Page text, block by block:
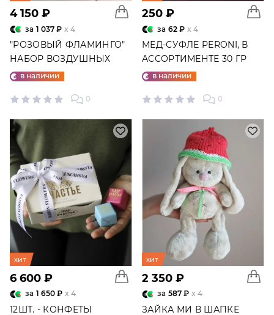
4 150 ₽
за 1 037 ₽ x 4
"РОЗОВЫЙ ФЛАМИНГО"
НАБОР ВОЗДУШНЫХ
ШАРОВ №25
в наличии
0
250 ₽
за 62 ₽ x 4
МЕД-СУФЛЕ PERONI, В
АССОРТИМЕНТЕ 30 ГР
в наличии
0
хит
6 600 ₽
за 1 650 ₽ x 4
12ШТ. - КОНФЕТЫ
хит
2 350 ₽
за 587 ₽ x 4
ЗАЙКА МИ В ШАПКЕ